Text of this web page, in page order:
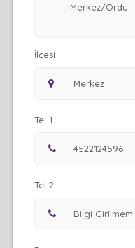
İlçesi
Tel 1
Tel 2